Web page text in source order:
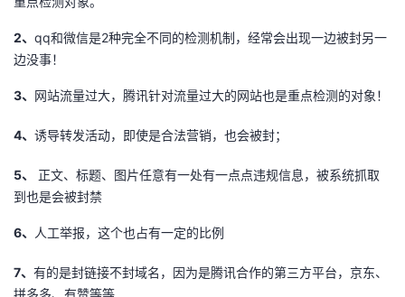
我
程
认
证
的
实
验
我
的
收
的
技
支
持
我
的
声
建
议
2、 qq和微信是2种完全不同的检测机制，经常会出现一边被封另一
边没事！
3、 网站流量过大，腾讯针对流量过大的网站也是重点检测的对象！
4、 诱导转发活动，即使是合法营销，也会被封；
5、
正文、标题、图片任意有一处有一点点违规信息，被系统抓取
到也是会被封禁
6、 人工举报，这个也占有一定的比例
7、 有的是封链接不封域名，因为是腾讯合作的第三方平台，京东、
拼多多、有赞等等